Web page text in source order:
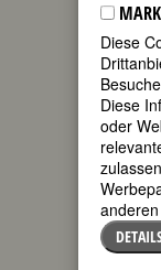
Quellen
Marta
mit
am
Diese
Diese
oder